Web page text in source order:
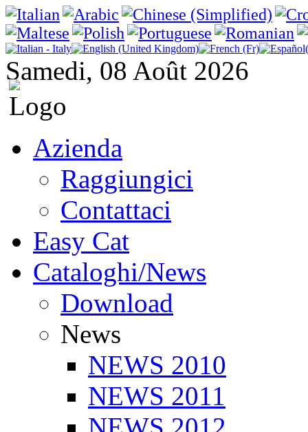
Samedi, 08 Août 2026
Azienda
Raggiungici
Contattaci
Easy Cat
Cataloghi/News
Download
News
NEWS 2010
NEWS 2011